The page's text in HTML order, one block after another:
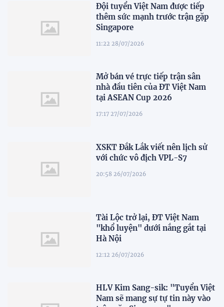
Đội tuyển Việt Nam được tiếp
thêm sức mạnh trước trận gặp
Singapore
11:22 28/07/2026
Mở bán vé trực tiếp trận sân
nhà đầu tiên của ĐT Việt Nam
tại ASEAN Cup 2026
17:17 27/07/2026
XSKT Đắk Lắk viết nên lịch sử
với chức vô địch VPL-S7
20:58 26/07/2026
Tài Lộc trở lại, ĐT Việt Nam
"khổ luyện" dưới nắng gắt tại
Hà Nội
12:12 26/07/2026
HLV Kim Sang-sik: "Tuyển Việt
Nam sẽ mang sự tự tin này vào